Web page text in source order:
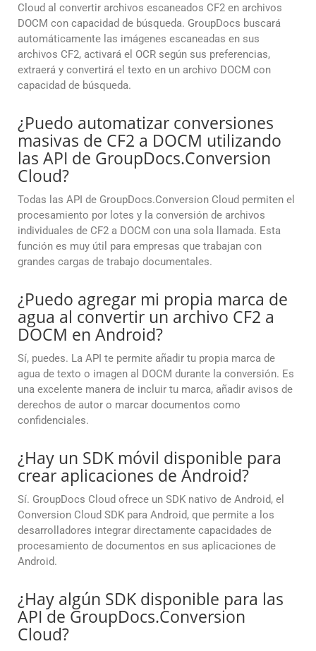
Cloud al convertir archivos escaneados CF2 en archivos
DOCM con capacidad de búsqueda. GroupDocs buscará
automáticamente las imágenes escaneadas en sus
archivos CF2, activará el OCR según sus preferencias,
extraerá y convertirá el texto en un archivo DOCM con
capacidad de búsqueda.
¿Puedo automatizar conversiones
masivas de CF2 a DOCM utilizando
las API de GroupDocs.Conversion
Cloud?
Todas las API de GroupDocs.Conversion Cloud permiten el
procesamiento por lotes y la conversión de archivos
individuales de CF2 a DOCM con una sola llamada. Esta
función es muy útil para empresas que trabajan con
grandes cargas de trabajo documentales.
¿Puedo agregar mi propia marca de
agua al convertir un archivo CF2 a
DOCM en Android?
Sí, puedes. La API te permite añadir tu propia marca de
agua de texto o imagen al DOCM durante la conversión. Es
una excelente manera de incluir tu marca, añadir avisos de
derechos de autor o marcar documentos como
confidenciales.
¿Hay un SDK móvil disponible para
crear aplicaciones de Android?
Sí. GroupDocs Cloud ofrece un SDK nativo de Android, el
Conversion Cloud SDK para Android, que permite a los
desarrolladores integrar directamente capacidades de
procesamiento de documentos en sus aplicaciones de
Android.
¿Hay algún SDK disponible para las
API de GroupDocs.Conversion
Cloud?